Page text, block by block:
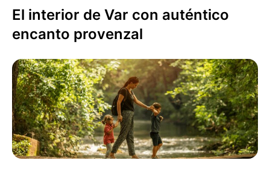
El interior de Var con auténtico
encanto provenzal